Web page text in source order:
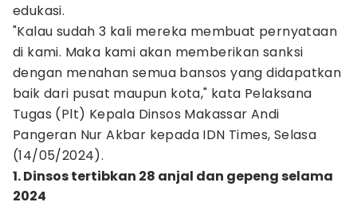
edukasi.
"Kalau sudah 3 kali mereka membuat pernyataan
di kami. Maka kami akan memberikan sanksi
dengan menahan semua bansos yang didapatkan
baik dari pusat maupun kota," kata Pelaksana
Tugas (Plt) Kepala Dinsos Makassar Andi
Pangeran Nur Akbar kepada IDN Times, Selasa
(14/05/2024).
1. Dinsos tertibkan 28 anjal dan gepeng selama
2024